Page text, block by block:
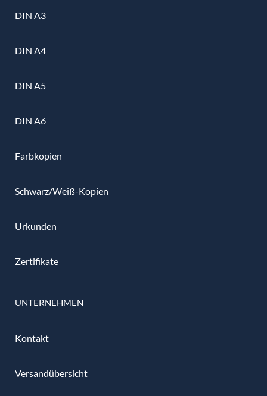
DIN A3
DIN A4
DIN A5
DIN A6
Farbkopien
Schwarz/Weiß-Kopien
Urkunden
Zertifikate
UNTERNEHMEN
Kontakt
Versandübersicht